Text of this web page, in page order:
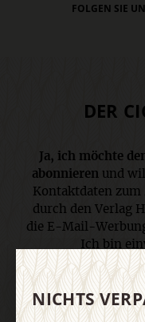
FOLGEN SIE
DER
Ja, ich möchte
abonnieren und
Kontaktdaten
durch den Verlag
die E-Mail-
Ich bin
Newsletter und
ausgewertet wird,
Interessen
NICHTS